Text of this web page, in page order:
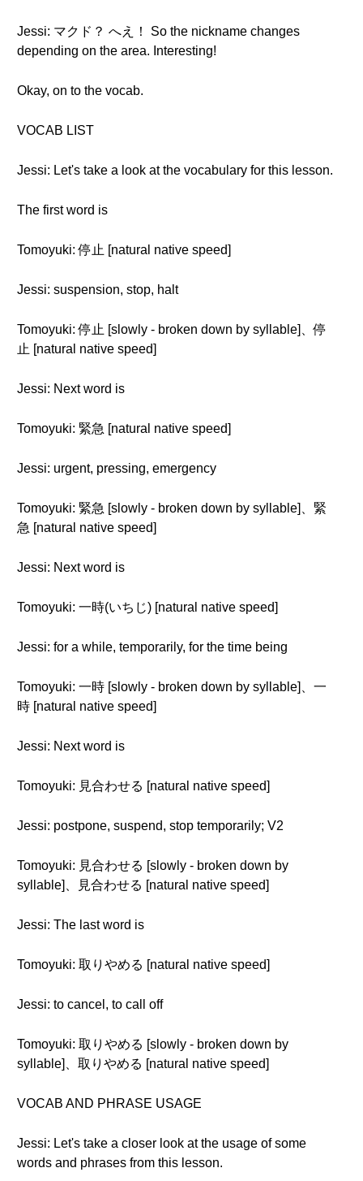
Jessi: マクド？ へえ！ So the nickname changes
depending on the area. Interesting!
Okay, on to the vocab.
VOCAB LIST
Jessi: Let's take a look at the vocabulary for this lesson.
The first word is
Tomoyuki: 停止 [natural native speed]
Jessi: suspension, stop, halt
Tomoyuki: 停止 [slowly - broken down by syllable]、停
止 [natural native speed]
Jessi: Next word is
Tomoyuki: 緊急 [natural native speed]
Jessi: urgent, pressing, emergency
Tomoyuki: 緊急 [slowly - broken down by syllable]、緊
急 [natural native speed]
Jessi: Next word is
Tomoyuki: 一時(いちじ) [natural native speed]
Jessi: for a while, temporarily, for the time being
Tomoyuki: 一時 [slowly - broken down by syllable]、一
時 [natural native speed]
Jessi: Next word is
Tomoyuki: 見合わせる [natural native speed]
Jessi: postpone, suspend, stop temporarily; V2
Tomoyuki: 見合わせる [slowly - broken down by
syllable]、見合わせる [natural native speed]
Jessi: The last word is
Tomoyuki: 取りやめる [natural native speed]
Jessi: to cancel, to call off
Tomoyuki: 取りやめる [slowly - broken down by
syllable]、取りやめる [natural native speed]
VOCAB AND PHRASE USAGE
Jessi: Let's take a closer look at the usage of some
words and phrases from this lesson.